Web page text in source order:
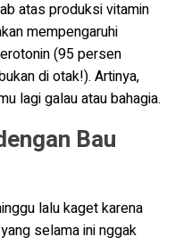
atas produksi vitamin
mempengaruhi
(95 persen
di otak!). Artinya,
lagi galau atau bahagia.
Bau
lalu kaget karena
selama ini nggak